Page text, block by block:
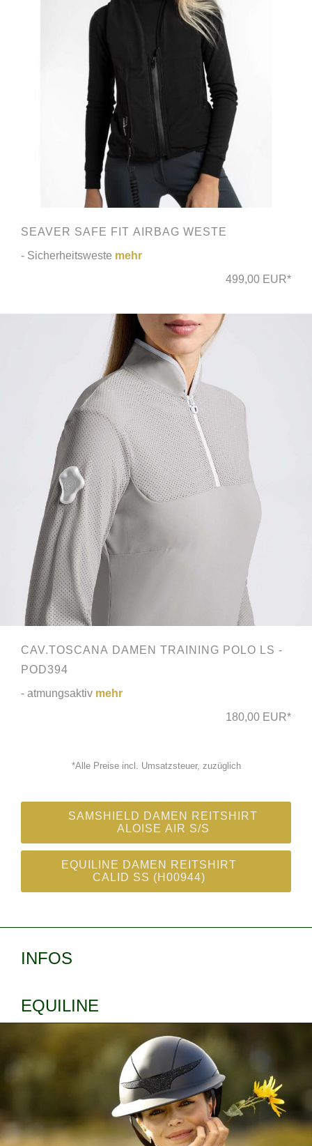
SEAVER SAFE FIT AIRBAG WESTE
- Sicherheitsweste mehr
499,00 EUR*
CAV.TOSCANA DAMEN TRAINING POLO LS -
POD394
- atmungsaktiv mehr
180,00 EUR*
*Alle Preise incl. Umsatzsteuer, zuzüglich
SAMSHIELD DAMEN REITSHIRT
ALOISE AIR S/S
EQUILINE DAMEN REITSHIRT
CALID SS (H00944)
INFOS
EQUILINE